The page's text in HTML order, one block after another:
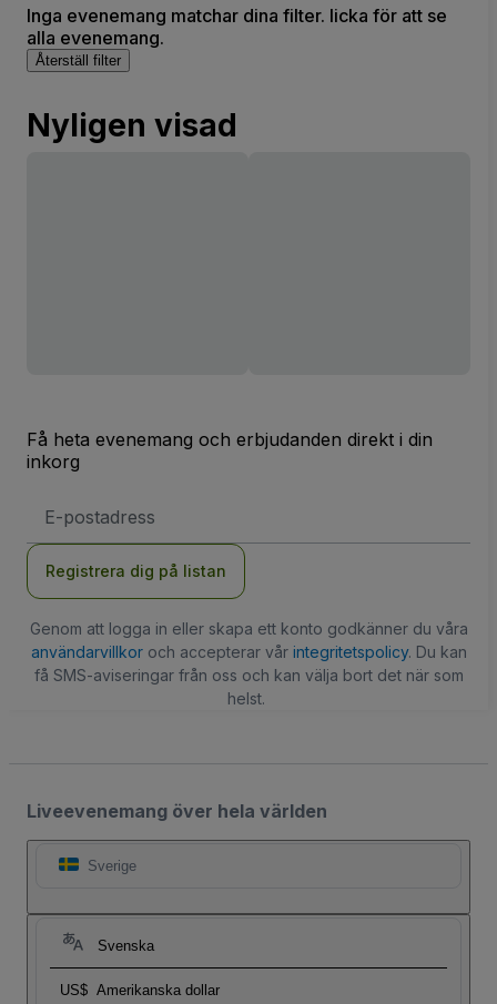
Inga evenemang matchar dina filter. licka för att se
alla evenemang.
Återställ filter
Nyligen visad
Få heta evenemang och erbjudanden direkt i din
inkorg
postadress
Registrera dig på listan
Genom att logga in eller skapa ett konto godkänner du våra
användarvillkoroch accepterar vår integritetspolicy. Du kan
få SMS-aviseringar från oss och kan välja bort det när som
helst.
Liveevenemang över hela världen
Sverige
Svenska
US$ Amerikanska dollar